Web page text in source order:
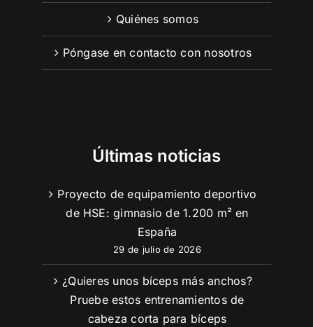
Quiénes somos
Póngase en contacto con nosotros
Últimas noticias
Proyecto de equipamiento deportivo
de HSE: gimnasio de 1.200 m² en
España
29 de julio de 2026
¿Quieres unos bíceps más anchos?
Pruebe estos entrenamientos de
cabeza corta para bíceps